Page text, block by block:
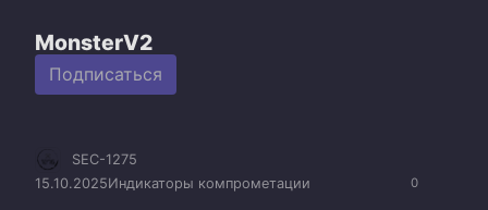
MonsterV2
Подписаться
0
SEC-1275
15.10.2025Индикаторы компрометации